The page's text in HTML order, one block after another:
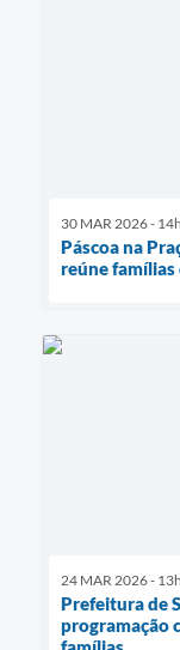
30 MAR 2026 -
Páscoa na
reúne famílias
24 MAR 2026 -
Prefeitura de
programação